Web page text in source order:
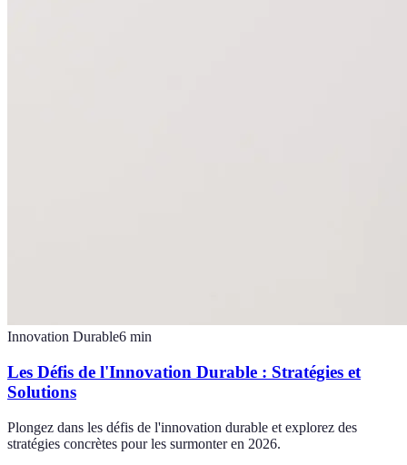
Innovation Durable6 min
Les Défis de l'Innovation Durable : Stratégies et
Solutions
Plongez dans les défis de l'innovation durable et explorez des
stratégies concrètes pour les surmonter en 2026.